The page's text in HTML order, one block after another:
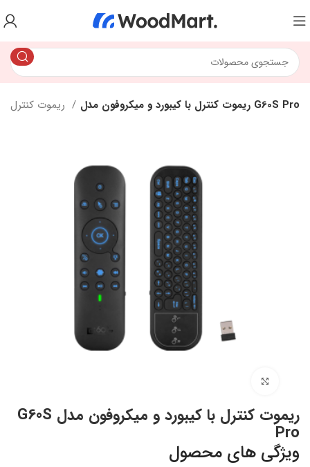
ریموت کنترل با کیبورد و میکروفون مدل G60S Pro
ریموت کنترل با کیبورد و میکروفون مدل G60S
Pro
ویژگی های محصول